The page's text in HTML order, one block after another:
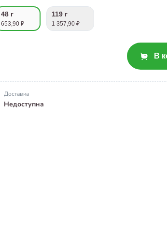
48 г
653,90 ₽
119 г
1 357,90 ₽
В
Доставка
Недоступна